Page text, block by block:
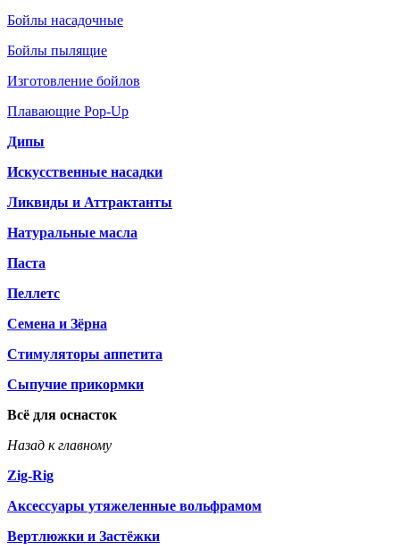
Бойлы насадочные
Бойлы пылящие
Изготовление бойлов
Плавающие Pop-Up
Дипы
Искусственные насадки
Ликвиды и Аттрактанты
Натуральные масла
Паста
Пеллетс
Семена и Зёрна
Стимуляторы аппетита
Сыпучие прикормки
Всё для оснасток
Назад к главному
Zig-Rig
Аксессуары утяжеленные вольфрамом
Вертлюжки и Застёжки